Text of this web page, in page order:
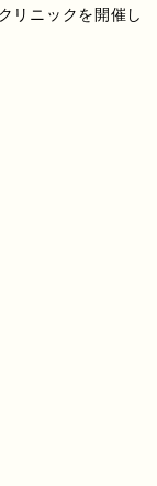
リニックを開催し